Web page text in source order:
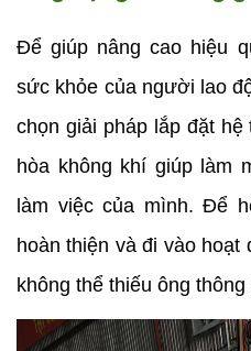
Để giúp nâng cao hiệu
sức khỏe của người lao
chọn giải pháp lắp đặt
hòa không khí giúp làm
làm việc của mình. Để
hoàn thiện và đi vào
không thể thiếu ông thông